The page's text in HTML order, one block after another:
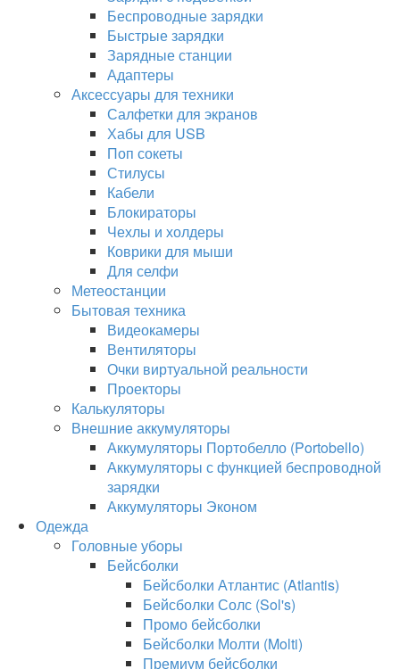
Беспроводные зарядки
Быстрые зарядки
Зарядные станции
Адаптеры
Аксессуары для техники
Салфетки для экранов
Хабы для USB
Поп сокеты
Стилусы
Кабели
Блокираторы
Чехлы и холдеры
Коврики для мыши
Для селфи
Метеостанции
Бытовая техника
Видеокамеры
Вентиляторы
Очки виртуальной реальности
Проекторы
Калькуляторы
Внешние аккумуляторы
Аккумуляторы Портобелло (Portobello)
Аккумуляторы с функцией беспроводной
зарядки
Аккумуляторы Эконом
Одежда
Головные уборы
Бейсболки
Бейсболки Атлантис (Atlantis)
Бейсболки Солс (Sol's)
Промо бейсболки
Бейсболки Молти (Molti)
Премиум бейсболки